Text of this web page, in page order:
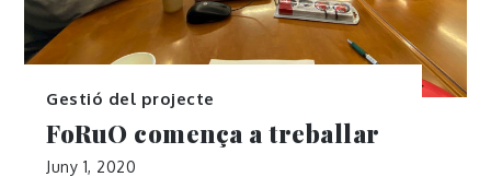
Gestió del projecte
FoRuO comença a treballar
Juny 1, 2020